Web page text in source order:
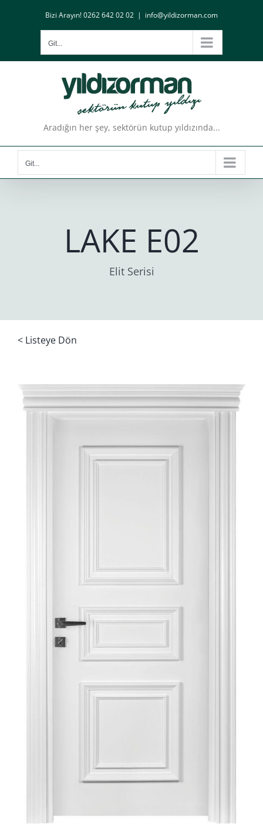
Bizi Arayın! 0262 642 02 02 | info@yildizorman.com
Git...
Aradığın her şey, sektörün kutup yıldızında...
Git...
LAKE E02
Elit Serisi
< Listeye Dön